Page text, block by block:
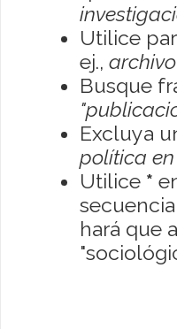
Utilice
ej.,
Busque
Excluya
política
Utilice *
hará que